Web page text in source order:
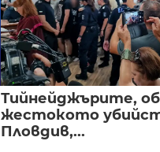
Тийнейджърите,
жестокото
Пловдив,...